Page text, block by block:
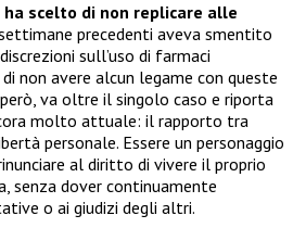
ha scelto di non replicare alle
precedenti aveva smentito
sull’uso di farmaci
non avere alcun legame con queste
va oltre il singolo caso e riporta
molto attuale: il rapporto tra
personale. Essere un personaggio
al diritto di vivere il proprio
senza dover continuamente
o ai giudizi degli altri.